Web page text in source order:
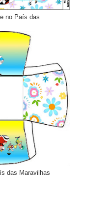
no País das
das Maravilhas